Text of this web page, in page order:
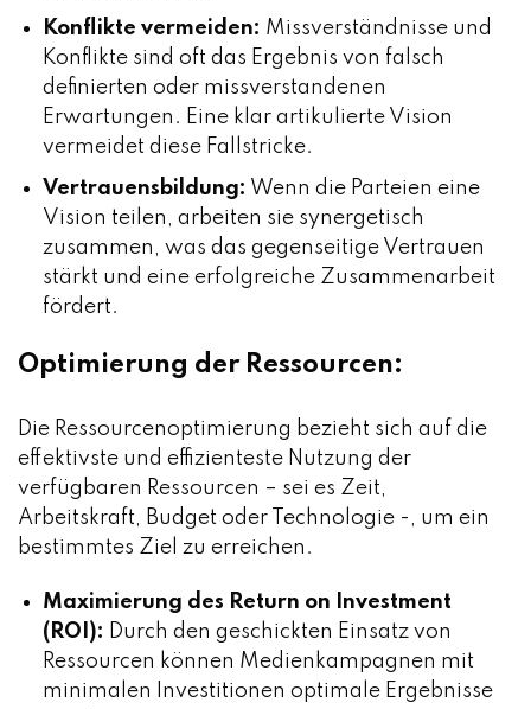
Konflikte vermeiden: Missverständnisse und
Konflikte sind oft das Ergebnis von falsch
definierten oder missverstandenen
Erwartungen. Eine klar artikulierte Vision
vermeidet diese Fallstricke.
Vertrauensbildung: Wenn die Parteien eine
Vision teilen, arbeiten sie synergetisch
zusammen, was das gegenseitige Vertrauen
stärkt und eine erfolgreiche Zusammenarbeit
fördert.
Optimierung der Ressourcen:
Die Ressourcenoptimierung bezieht sich auf die
effektivste und effizienteste Nutzung der
verfügbaren Ressourcen – sei es Zeit,
Arbeitskraft, Budget oder Technologie -, um ein
bestimmtes Ziel zu erreichen.
Maximierung des Return on Investment
(ROI): Durch den geschickten Einsatz von
Ressourcen können Medienkampagnen mit
minimalen Investitionen optimale Ergebnisse